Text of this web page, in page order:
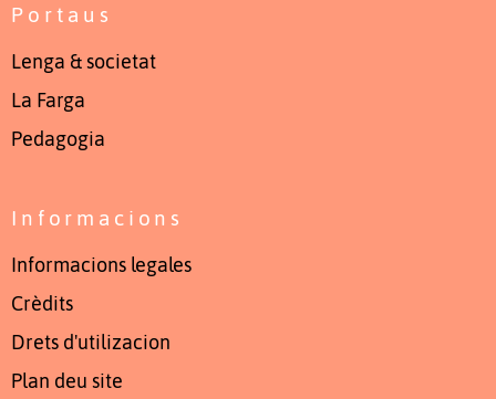
Portaus
Lenga & societat
La Farga
Pedagogia
Informacions
Informacions legales
Crèdits
Drets d'utilizacion
Plan deu site